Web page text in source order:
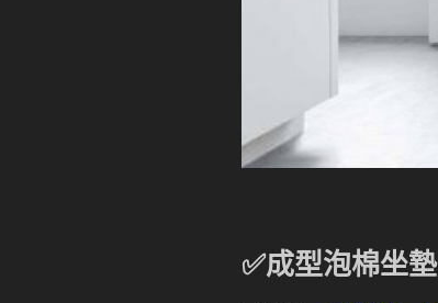
✅成型泡棉坐墊